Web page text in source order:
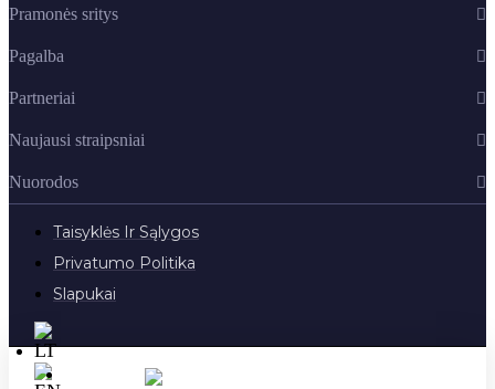
Pramonės sritys
Pagalba
Partneriai
Naujausi straipsniai
Nuorodos
Taisyklės Ir Sąlygos
Privatumo Politika
Slapukai